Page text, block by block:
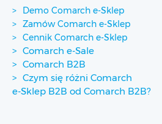
Demo Comarch e-Sklep
Zamów Comarch e-Sklep
Cennik Comarch e-Sklep
Comarch e-Sale
Comarch B2B
Czym się różni Comarch
e-Sklep B2B od Comarch B2B?